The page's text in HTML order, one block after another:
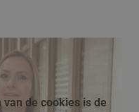
de cookies is de